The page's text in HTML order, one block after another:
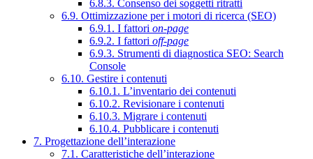
6.8.3. Consenso dei soggetti ritratti
6.9. Ottimizzazione per i motori di ricerca (SEO)
6.9.1. I fattori on-page
6.9.2. I fattori off-page
6.9.3. Strumenti di diagnostica SEO: Search
Console
6.10. Gestire i contenuti
6.10.1. L’inventario dei contenuti
6.10.2. Revisionare i contenuti
6.10.3. Migrare i contenuti
6.10.4. Pubblicare i contenuti
7. Progettazione dell’interazione
7.1. Caratteristiche dell’interazione